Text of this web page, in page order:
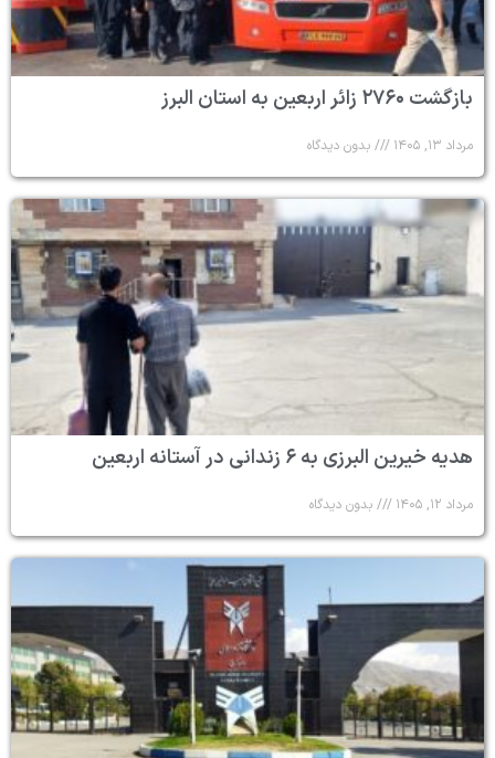
بازگشت ۲۷۶۰ زائر اربعین به استان البرز
مرداد ۱۳, ۱۴۰۵ بدون دیدگاه
هدیه خیرین البرزی به ۶ زندانی در آستانه اربعین
مرداد ۱۲, ۱۴۰۵ بدون دیدگاه